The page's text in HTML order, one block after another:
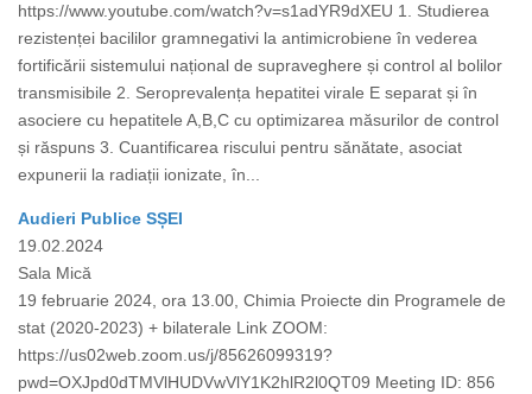
https://www.youtube.com/watch?v=s1adYR9dXEU 1. Studierea
rezistenței bacililor gramnegativi la antimicrobiene în vederea
fortificării sistemului național de supraveghere și control al bolilor
transmisibile 2. Seroprevalența hepatitei virale E separat și în
asociere cu hepatitele A,B,C cu optimizarea măsurilor de control
și răspuns 3. Cuantificarea riscului pentru sănătate, asociat
expunerii la radiații ionizate, în...
Audieri Publice SȘEI
19.02.2024
Sala Mică
19 februarie 2024, ora 13.00, Chimia Proiecte din Programele de
stat (2020-2023) + bilaterale Link ZOOM:
https://us02web.zoom.us/j/85626099319?
pwd=OXJpd0dTMVlHUDVwVlY1K2hlR2l0QT09 Meeting ID: 856